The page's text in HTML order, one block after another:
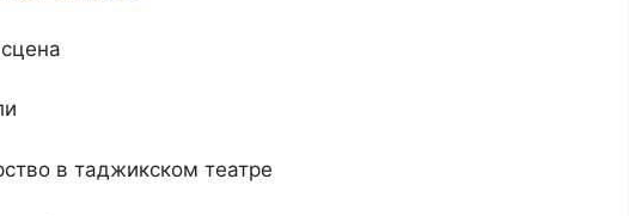
в таджикском театре